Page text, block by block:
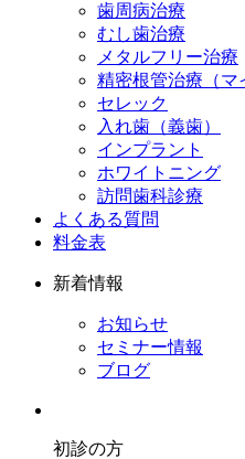
歯周病治療
むし歯治療
メタルフリー治療
精密根管治療（マ
セレック
入れ歯（義歯）
インプラント
ホワイトニング
訪問歯科診療
よくある質問
料金表
新着情報
お知らせ
セミナー情報
ブログ
初診の方